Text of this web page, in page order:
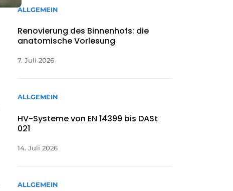
ALLGEMEIN
Renovierung des Binnenhofs: die
anatomische Vorlesung
7. Juli 2026
ALLGEMEIN
HV-Systeme von EN 14399 bis DASt
021
14. Juli 2026
ALLGEMEIN